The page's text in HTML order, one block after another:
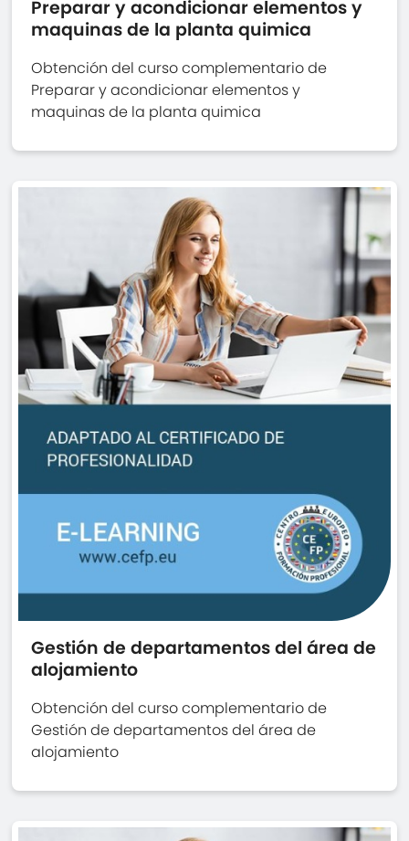
Preparar y acondicionar elementos y
maquinas de la planta quimica
Obtención del curso complementario de
Preparar y acondicionar elementos y
maquinas de la planta quimica
Gestión de departamentos del área de
alojamiento
Obtención del curso complementario de
Gestión de departamentos del área de
alojamiento